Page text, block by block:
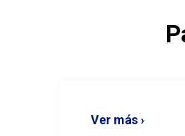
Ver más ›